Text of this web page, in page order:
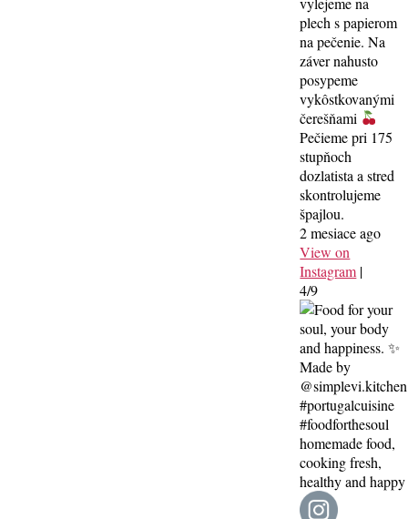
plech s papierom
na pečenie. Na
záver nahusto
posypeme
vykôstkovanými
čerešňami
Pečieme pri 175
stupňoch
dozlatista a stred
skontrolujeme
špajlou.
2 mesiace ago
View on
Instagram |
4/9